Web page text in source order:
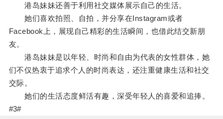
港岛妹妹还善于利用社交媒体展示自己的生活。
她们喜欢拍照、自拍，并分享在Instagram或者
Facebook上，展现自己精彩的生活瞬间，也借此结交新朋
友。
港岛妹妹是以年轻、时尚和自由为代表的女性群体，她
们不仅热衷于追求个人的时尚表达，还注重健康生活和社交
交际。
她们的生活态度鲜活有趣，深受年轻人的喜爱和追捧。
#3#